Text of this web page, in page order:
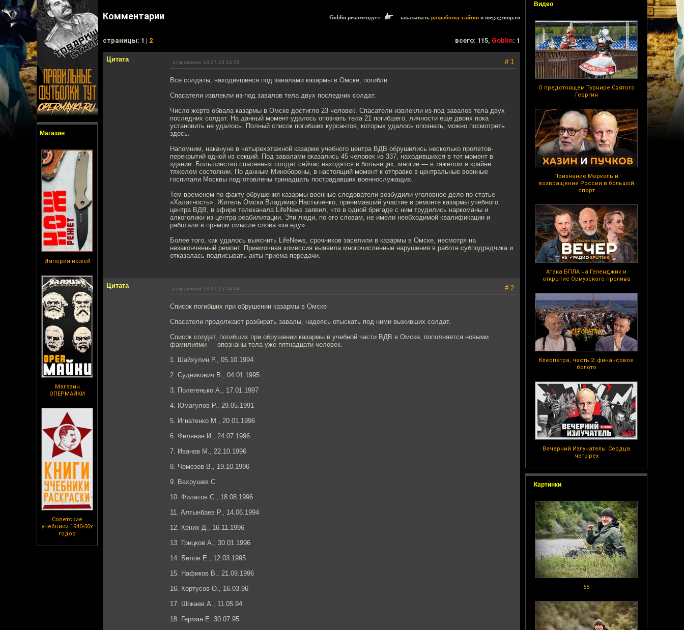
Магазин
Империя ножей
Магазин
ОПЕРМАЙКИ
Советские
учебники 1940-50х
годов
Видео
О предстоящем Турнире Святого
Георгия
Признание Меркель и
возвращение России в большой
спорт
Атака БПЛА на Геленджик и
открытие Ормузского пролива
Клеопатра, часть 2: финансовое
болото
Вечерний Излучатель: Сердца
четырех
Картинки
65
Комментарии Goblin рекомендует заказывать разработку сайтов в megagroup.ru
cтраницы: 1 | 2 всего: 115, Goblin: 1
Цитата отправлено 13.07.15 13:59 # 1
Все солдаты, находившиеся под завалами казармы в Омске, погибли
Спасатели извлекли из-под завалов тела двух последних солдат.
Число жертв обвала казармы в Омске достигло 23 человек. Спасатели извлекли из-под завалов тела двух
последних солдат. На данный момент удалось опознать тела 21 погибшего, личности еще двоих пока
установить не удалось. Полный список погибших курсантов, которых удалось опознать, можно посмотреть
здесь.
Напомним, накануне в четырехэтажной казарме учебного центра ВДВ обрушились несколько пролетов-
перекрытий одной из секций. Под завалами оказались 45 человек из 337, находившихся в тот момент в
здании. Большинство спасенных солдат сейчас находятся в больницах, многие — в тяжелом и крайне
тяжелом состоянии. По данным Минобороны, в настоящий момент к отправке в центральные военные
госпитали Москвы подготовлены тринадцать пострадавших военнослужащих.
Тем временем по факту обрушения казармы военные следователи возбудили уголовное дело по статье
«Халатность». Житель Омска Владимир Настыченко, принимавший участие в ремонте казармы учебного
центра ВДВ, в эфире телеканала LifeNews заявил, что в одной бригаде с ним трудились наркоманы и
алкоголики из центра реабилитации. Эти люди, по его словам, не имели необходимой квалификации и
работали в прямом смысле слова «за еду».
Более того, как удалось выяснить LifeNews, срочников заселили в казармы в Омске, несмотря на
незаконченный ремонт. Приемочная комиссия выявила многочисленные нарушения в работе субподрядчика и
отказалась подписывать акты приема-передачи.
Цитата отправлено 13.07.15 14:04 # 2
Список погибших при обрушении казармы в Омске
Спасатели продолжают разбирать завалы, надеясь отыскать под ними выживших солдат.
Список солдат, погибших при обрушении казармы в учебной части ВДВ в Омске, пополняется новыми
фамилиями — опознаны тела уже пятнадцати человек.
1. Шайхулин Р., 05.10.1994
2. Судникович В., 04.01.1995
3. Полегенько А., 17.01.1997
4. Юмагулов Р., 29.05.1991
5. Игнатенко М., 20.01.1996
6. Филянин И., 24.07.1996
7. Иванов М., 22.10.1996
8. Чемезов В., 19.10.1996
9. Вахрушев С.
10. Филатов С., 18.08.1996
11. Алтынбаев Р., 14.06.1994
12. Кених Д., 16.11.1996
13. Грицков А., 30.01.1996
14. Белов Е., 12.03.1995
15. Нафиков В., 21.09.1996
16. Кортусов О., 16.03.96
17. Шокаев А., 11.05.94
18. Герман Е. 30.07.95